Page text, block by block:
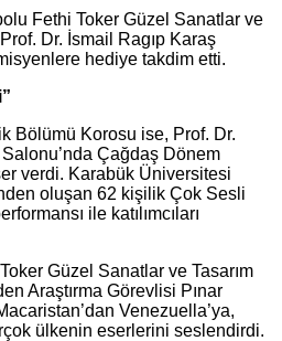
Fethi Toker Güzel Sanatlar ve
Dr. İsmail Ragıp Karaş
hediye takdim etti.
Bölümü Korosu ise, Prof. Dr.
Çağdaş Dönem
verdi. Karabük Üniversitesi
oluşan 62 kişilik Çok Sesli
ile katılımcıları
Güzel Sanatlar ve Tasarım
Araştırma Görevlisi Pınar
Venezuella’ya,
ülkenin eserlerini seslendirdi.